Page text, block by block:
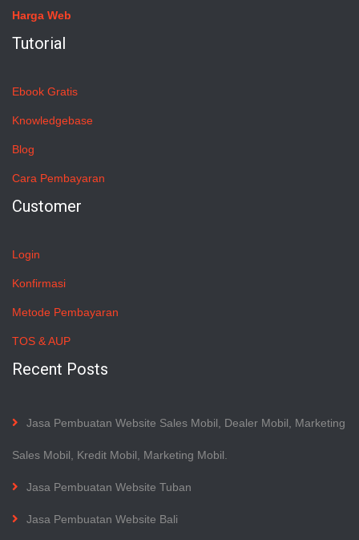
Harga Web
Tutorial
Ebook Gratis
Knowledgebase
Blog
Cara Pembayaran
Customer
Login
Konfirmasi
Metode Pembayaran
TOS & AUP
Recent Posts
Jasa Pembuatan Website Sales Mobil, Dealer Mobil, Marketing
Sales Mobil, Kredit Mobil, Marketing Mobil.
Jasa Pembuatan Website Tuban
Jasa Pembuatan Website Bali